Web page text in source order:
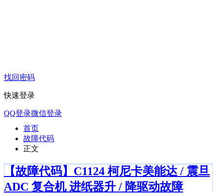
找回密码
快速登录
QQ登录微信登录
首页
故障代码
正文
【故障代码】C1124 柯尼卡美能达 / 震旦
ADC 复合机 进纸器升 / 降驱动故障